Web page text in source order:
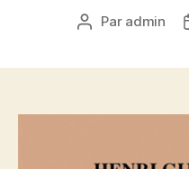
Auteur
Par admin